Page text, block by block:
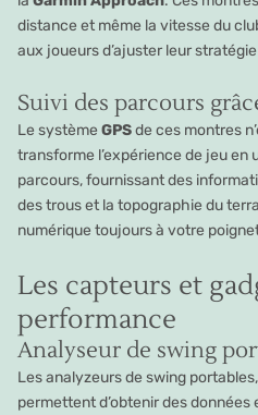
distance et même la vitesse du
aux joueurs d’ajuster leur
Suivi des parcours
Le système GPSde ces montres
transforme l’expérience de jeu en
parcours, fournissant des
des trous et la topographie du
numérique toujours à votre
Les capteurs et
performance
Analyseur de swing
Les analyzeurs de swing
permettent d’obtenir des données